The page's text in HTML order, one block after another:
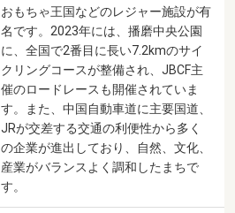
おもちゃ王国などのレジャー施設が有
名です。2023年には、播磨中央公園
に、全国で2番目に長い7.2kmのサイ
クリングコースが整備され、JBCF主
催のロードレースも開催されていま
す。また、中国自動車道に主要国道、
JRが交差する交通の利便性から多く
の企業が進出しており、自然、文化、
産業がバランスよく調和したまちで
す。